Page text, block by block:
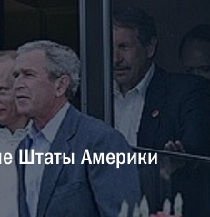
Штаты Америки